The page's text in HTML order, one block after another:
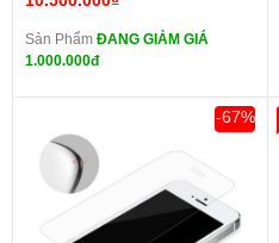
Sản Phẩm ĐANG GIẢM GIÁ
1.000.000đ
-67%